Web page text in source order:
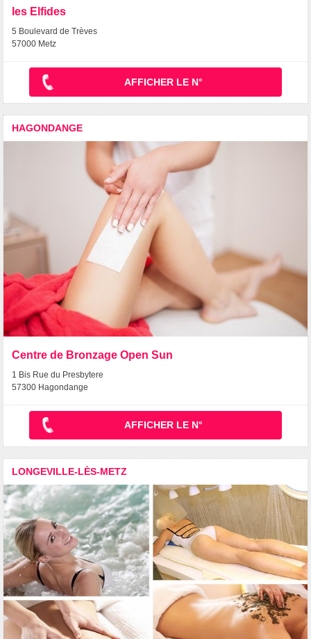
les Elfides
5 Boulevard de Trèves
57000 Metz
AFFICHER LE N°
HAGONDANGE
Centre de Bronzage Open Sun
1 Bis Rue du Presbytere
57300 Hagondange
AFFICHER LE N°
LONGEVILLE-LÈS-METZ